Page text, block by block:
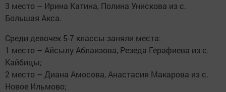
3 место – Ирина Катина, Полина Унискова из с.
Большая Акса.
Среди девочек 5-7 классы заняли места:
1 место – Айсылу Аблаизова, Резеда Герафиева из с.
Кайбицы;
2 место – Диана Амосова, Анастасия Макарова из с.
Новое Ильмово;